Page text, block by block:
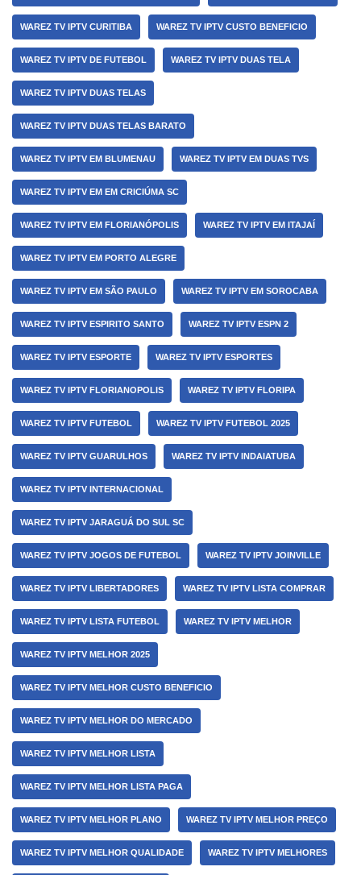
WAREZ TV IPTV CURITIBA WAREZ TV IPTV CUSTO BENEFICIO
WAREZ TV IPTV DE FUTEBOL WAREZ TV IPTV DUAS TELA
WAREZ TV IPTV DUAS TELAS
WAREZ TV IPTV DUAS TELAS BARATO
WAREZ TV IPTV EM BLUMENAU WAREZ TV IPTV EM DUAS TVS
WAREZ TV IPTV EM EM CRICIÚMA SC
WAREZ TV IPTV EM FLORIANÓPOLIS WAREZ TV IPTV EM ITAJAÍ
WAREZ TV IPTV EM PORTO ALEGRE
WAREZ TV IPTV EM SÃO PAULO WAREZ TV IPTV EM SOROCABA
WAREZ TV IPTV ESPIRITO SANTO WAREZ TV IPTV ESPN 2
WAREZ TV IPTV ESPORTE WAREZ TV IPTV ESPORTES
WAREZ TV IPTV FLORIANOPOLIS WAREZ TV IPTV FLORIPA
WAREZ TV IPTV FUTEBOL WAREZ TV IPTV FUTEBOL 2025
WAREZ TV IPTV GUARULHOS WAREZ TV IPTV INDAIATUBA
WAREZ TV IPTV INTERNACIONAL
WAREZ TV IPTV JARAGUÁ DO SUL SC
WAREZ TV IPTV JOGOS DE FUTEBOL WAREZ TV IPTV JOINVILLE
WAREZ TV IPTV LIBERTADORES WAREZ TV IPTV LISTA COMPRAR
WAREZ TV IPTV LISTA FUTEBOL WAREZ TV IPTV MELHOR
WAREZ TV IPTV MELHOR 2025
WAREZ TV IPTV MELHOR CUSTO BENEFICIO
WAREZ TV IPTV MELHOR DO MERCADO
WAREZ TV IPTV MELHOR LISTA
WAREZ TV IPTV MELHOR LISTA PAGA
WAREZ TV IPTV MELHOR PLANO WAREZ TV IPTV MELHOR PREÇO
WAREZ TV IPTV MELHOR QUALIDADE WAREZ TV IPTV MELHORES